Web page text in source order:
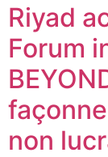
Riyad
Forum
non